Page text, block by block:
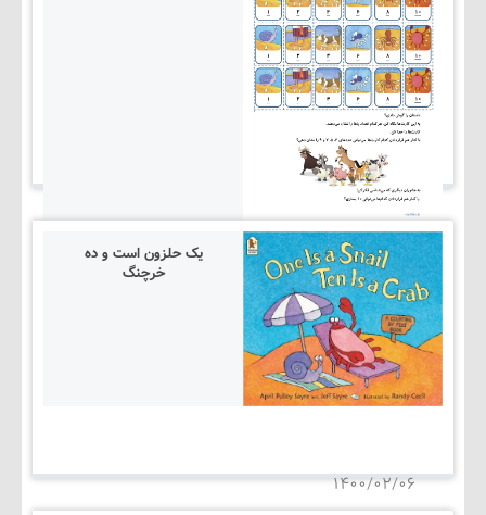
۱۴۰۵/۰۳/۰۵
یک حلزون است و ده
۱۴۰۰/۰۲/۰۶